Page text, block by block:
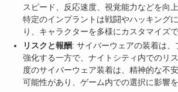
スピード、反応速度、視覚能力などを向
特定のインプラントは戦闘やハッキング
り、キャラクターを多様にカスタマイズで
リスクと報酬: サイバーウェアの装着は
強化する一方で、ナイトシティ内でのリ
度のサイバーウェア装着は、精神的な不
可能性があり、ゲーム内での選択に影響を